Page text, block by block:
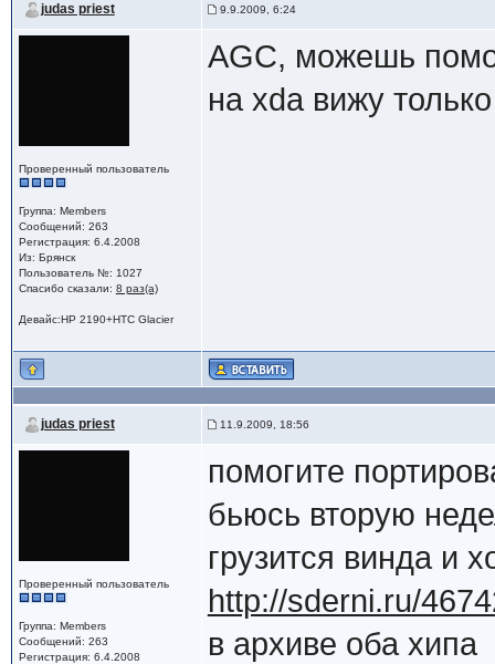
judas priest 9.9.2009, 6:24
Проверенный пользователь
Группа: Members
Сообщений: 263
Регистрация: 6.4.2008
Из: Брянск
Пользователь №: 1027
Спасибо сказали: 8 раз(а)
Девайс:HP 2190+HTC Glacier
AGC, можешь
на xda вижу
judas priest 11.9.2009, 18:56
Проверенный пользователь
Группа: Members
Сообщений: 263
Регистрация: 6.4.2008
помогите
бьюсь вторую
грузится винда и
http://sderni.ru/
в архиве оба хипа